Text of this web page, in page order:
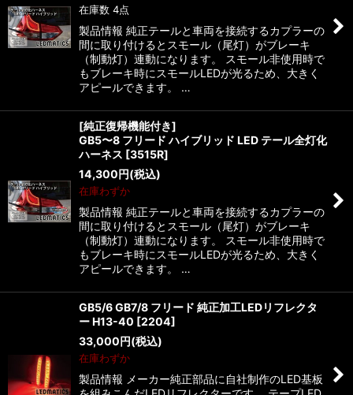
在庫数 4点
製品情報 純正テールと車両を接続するカプラーの
間に取り付けるとスモール（尾灯）がブレーキ
（制動灯）連動になります。 スモール非使用時で
もブレーキ時にスモールLEDが光るため、大きく
アピールできます。 …
[純正復帰機能付き]
GB5〜8 フリード ハイブリッド LED テール全灯化
ハーネス [3515R]
14,300円(税込)
在庫わずか
製品情報 純正テールと車両を接続するカプラーの
間に取り付けるとスモール（尾灯）がブレーキ
（制動灯）連動になります。 スモール非使用時で
もブレーキ時にスモールLEDが光るため、大きく
アピールできます。 …
GB5/6 GB7/8 フリード 純正加工LEDリフレクタ
ー H13-40 [2204]
33,000円(税込)
在庫わずか
製品情報 メーカー純正部品に自社制作のLED基板